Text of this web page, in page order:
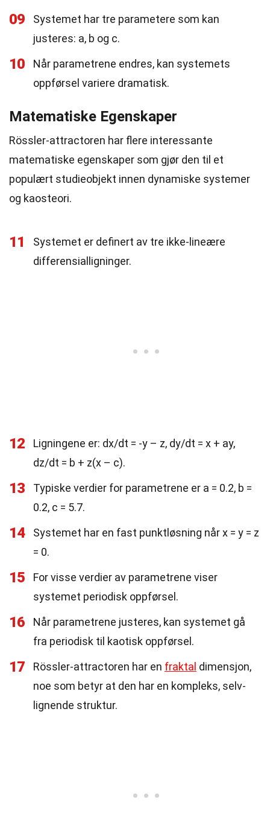
09
Systemet har tre parametere som kan
justeres: a, b og c.
10
Når parametrene endres, kan systemets
oppførsel variere dramatisk.
Matematiske Egenskaper
Rössler-attractoren har flere interessante
matematiske egenskaper som gjør den til et
populært studieobjekt innen dynamiske systemer
og kaosteori.
11
Systemet er definert av tre ikke-lineære
differensialligninger.
12
Ligningene er: dx/dt = -y – z, dy/dt = x + ay,
dz/dt = b + z(x – c).
13
Typiske verdier for parametrene er a = 0.2, b =
0.2, c = 5.7.
14
Systemet har en fast punktløsning når x = y = z
= 0.
15
For visse verdier av parametrene viser
systemet periodisk oppførsel.
16
Når parametrene justeres, kan systemet gå
fra periodisk til kaotisk oppførsel.
17 Rössler-attractoren har en fraktal dimensjon,
noe som betyr at den har en kompleks, selv-
lignende struktur.